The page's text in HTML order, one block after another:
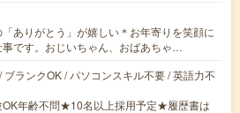
「ありがとう」が嬉しい＊お年寄りを笑顔に
です。おじいちゃん、おばあちゃ…
ブランクOK / パソコンスキル不要 / 英語力不
OK年齢不問★10名以上採用予定★履歴書は